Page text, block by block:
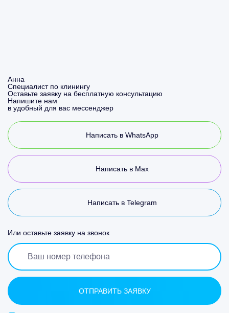
Анна
Специалист по клинингу
Оставьте заявку на бесплатную консультацию
Напишите нам
в удобный для вас мессенджер
Написать в WhatsApp
Написать в Max
Написать в Telegram
Или оставьте заявку на звонок